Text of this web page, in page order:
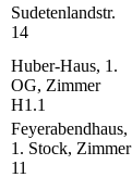
Sudetenlandstr.
14
Huber-Haus, 1.
OG, Zimmer
H1.1
Feyerabendhaus,
1. Stock, Zimmer
11